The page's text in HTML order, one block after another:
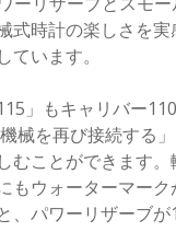
式時計の楽しさを
います。
」もキャリバー
械を再び接続する
むことができます
もウォーターマー
、パワーリザーブ